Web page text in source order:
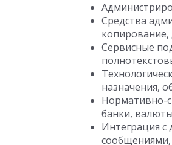
Средства
копирование,
Сервисные
назначения,
Нормативно-
банки,
Интеграция
сообщениями,